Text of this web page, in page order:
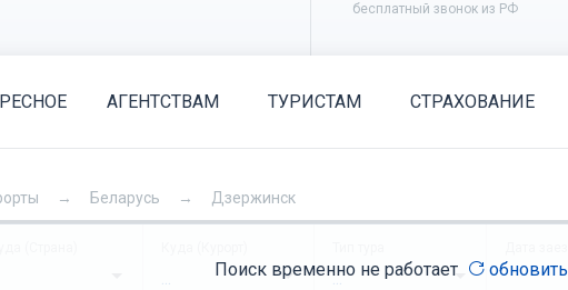
бесплатный звонок из РФ
АГЕНТСТВАМ ТУРИСТАМ СТРАХОВАНИЕ
Беларусь Дзержинск
Поиск временно не работает обновить
... ...